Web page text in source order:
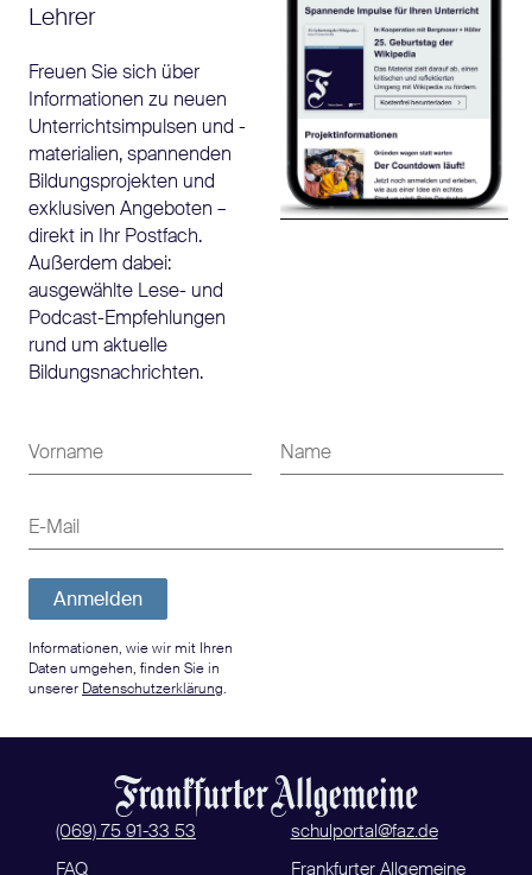
Lehrer
Freuen Sie sich über
Informationen zu neuen
Unterrichtsimpulsen und -
materialien, spannenden
Bildungsprojekten und
exklusiven Angeboten –
direkt in Ihr Postfach.
Außerdem dabei:
ausgewählte Lese- und
Podcast-Empfehlungen
rund um aktuelle
Bildungsnachrichten.
Vorname Name
E-Mail
Anmelden
Informationen, wie wir mit Ihren
Daten umgehen, finden Sie in
unserer Datenschutzerklärung.
(069) 75 91-33 53
schulportal@faz.de
FAQ
Frankfurter Allgemeine